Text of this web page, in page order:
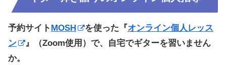
予約サイト MOSH を使った『オンライン個人レッス
ン
』（Zoom使用）で、自宅でギターを習いません
か。